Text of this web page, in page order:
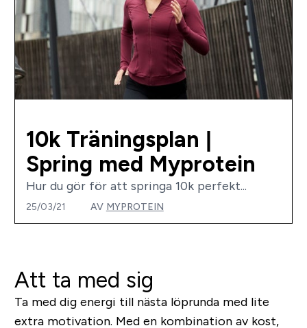
10k Träningsplan |
Spring med Myprotein
Hur du gör för att springa 10k perfekt...
25/03/21 AV MYPROTEIN
Att ta med sig
Ta med dig energi till nästa löprunda med lite
extra motivation. Med en kombination av kost,